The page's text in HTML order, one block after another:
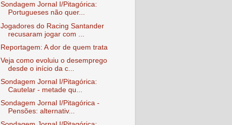
Sondagem Jornal I/Pitagórica:
Portugueses não quer...
Jogadores do Racing Santander
recusaram jogar com ...
Reportagem: A dor de quem trata
Veja como evoluiu o desemprego
desde o início da c...
Sondagem Jornal I/Pitagórica:
Cautelar - metade qu...
Sondagem Jornal I/Pitagórica -
Pensões: alternativ...